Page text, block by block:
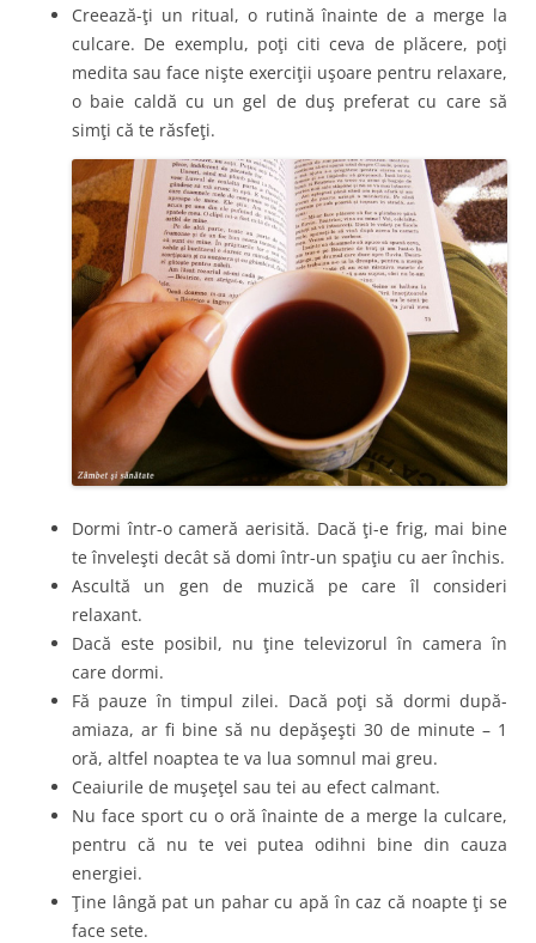
Creează-ţi un ritual, o rutină înainte de a merge la
culcare. De exemplu, poţi citi ceva de plăcere, poţi
medita sau face nişte exerciţii uşoare pentru relaxare,
o baie caldă cu un gel de duş preferat cu care să
simţi că te răsfeţi.
Dormi într-o cameră aerisită. Dacă ţi-e frig, mai bine
te înveleşti decât să domi într-un spaţiu cu aer închis.
Ascultă un gen de muzică pe care îl consideri
relaxant.
Dacă este posibil, nu ţine televizorul în camera în
care dormi.
Fă pauze în timpul zilei. Dacă poţi să dormi după-
amiaza, ar fi bine să nu depăşeşti 30 de minute – 1
oră, altfel noaptea te va lua somnul mai greu.
Ceaiurile de muşeţel sau tei au efect calmant.
Nu face sport cu o oră înainte de a merge la culcare,
pentru că nu te vei putea odihni bine din cauza
energiei.
Ţine lângă pat un pahar cu apă în caz că noapte ţi se
face sete.